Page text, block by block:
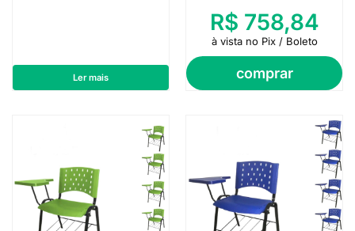
Ler mais comprar
R$ 758,84
à vista no Pix / Boleto